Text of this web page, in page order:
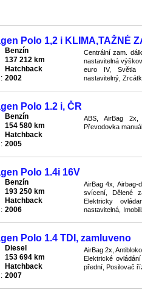
Polo 1,2 i KLIMA,TAŽNÉ
Benzín
137 212 km
Hatchback
2002
Centrální zam.
nastavitelná
euro IV, Světla
nastavitelný,
Polo 1.2 i, ČR
Benzín
154 580 km
Hatchback
2005
ABS, AirBag 2x,
Převodovka
Polo 1.4i 16V
Benzín
193 250 km
Hatchback
2006
AirBag 4x, Airbag-
svícení, Dělené
Elektricky
nastavitelná,
Polo 1.4 TDI, zamluveno
Diesel
153 694 km
Hatchback
2007
AirBag 2x,
Elektrické
přední, Posilovač